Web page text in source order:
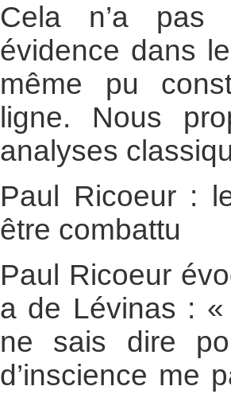
Cela n’a
évidence dans
même pu
ligne. Nous
analyses
Paul Ricoeur :
être combattu
Paul Ricoeur
a de Lévinas :
ne sais dire
d’inscience me